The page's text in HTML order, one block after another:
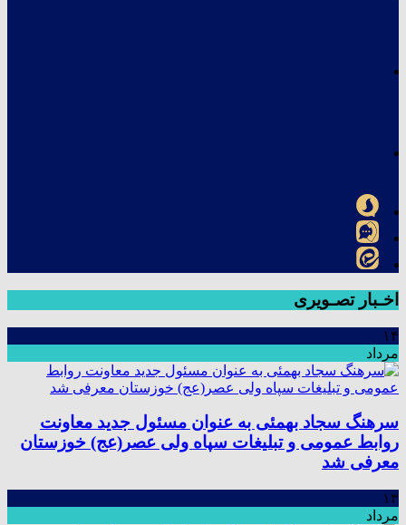
اخـبار تصـویری
۱۴
مرداد
سرهنگ سجاد بهمئی به عنوان مسئول جدید معاونت
روابط عمومی و تبلیغات سپاه ولی عصر(عج) خوزستان
معرفی شد
۱۳
مرداد